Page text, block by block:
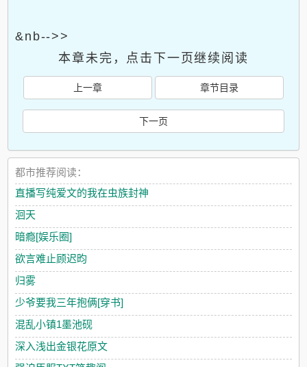
&nb-->>
本章未完，点击下一页继续阅读
上一章 章节目录
下一页
都市推荐阅读：
直播写纯爱文的我在虫族封神
洄天
暗瘾[娱乐圈]
欲言难止顾迟昀
归雾
少爷要我三年抱俩[穿书]
混乱小镇1墨池砚
深入浅出金银花原文